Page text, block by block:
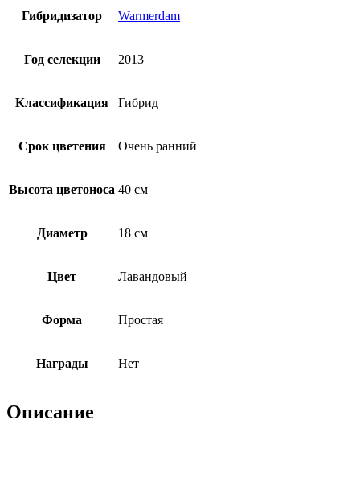
Гибридизатор Warmerdam
Год селекции 2013
Классификация Гибрид
Срок цветения Очень ранний
Высота цветоноса 40 см
Диаметр 18 см
Цвет Лавандовый
Форма Простая
Награды Нет
Описание